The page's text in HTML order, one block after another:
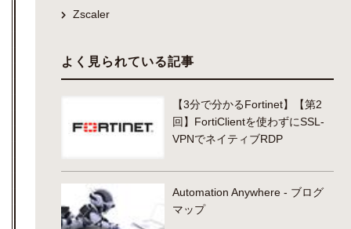
Zscaler
よく見られている記事
【3分で分かるFortinet】【第2
回】FortiClientを使わずにSSL-
VPNでネイティブRDP
Automation Anywhere - ブログ
マップ